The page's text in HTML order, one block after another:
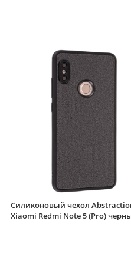
Силиконовый чехол
Xiaomi Redmi Note 5 (Pro)